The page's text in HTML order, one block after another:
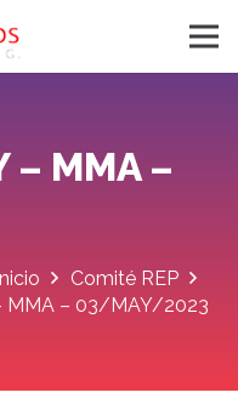
– MMA –
Comité REP
MMA – 03/MAY/2023